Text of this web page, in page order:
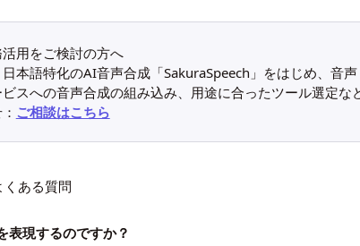
用をご検討の方へ
本語特化のAI音声合成「SakuraSpeech」をはじめ、音
スへの音声合成の組み込み、用途に合ったツール選定な
ご相談はこちら
ある質問
表現するのですか？